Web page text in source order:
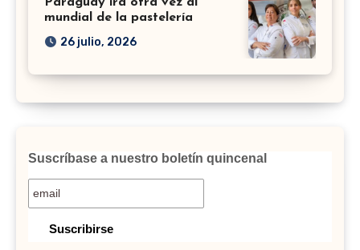
mundial de la pastelería
26 julio, 2026
Suscríbase a nuestro boletín quincenal